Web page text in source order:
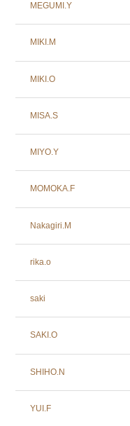
MEGUMI.Y
MIKI.M
MIKI.O
MISA.S
MIYO.Y
MOMOKA.F
Nakagiri.M
rika.o
saki
SAKI.O
SHIHO.N
YUI.F